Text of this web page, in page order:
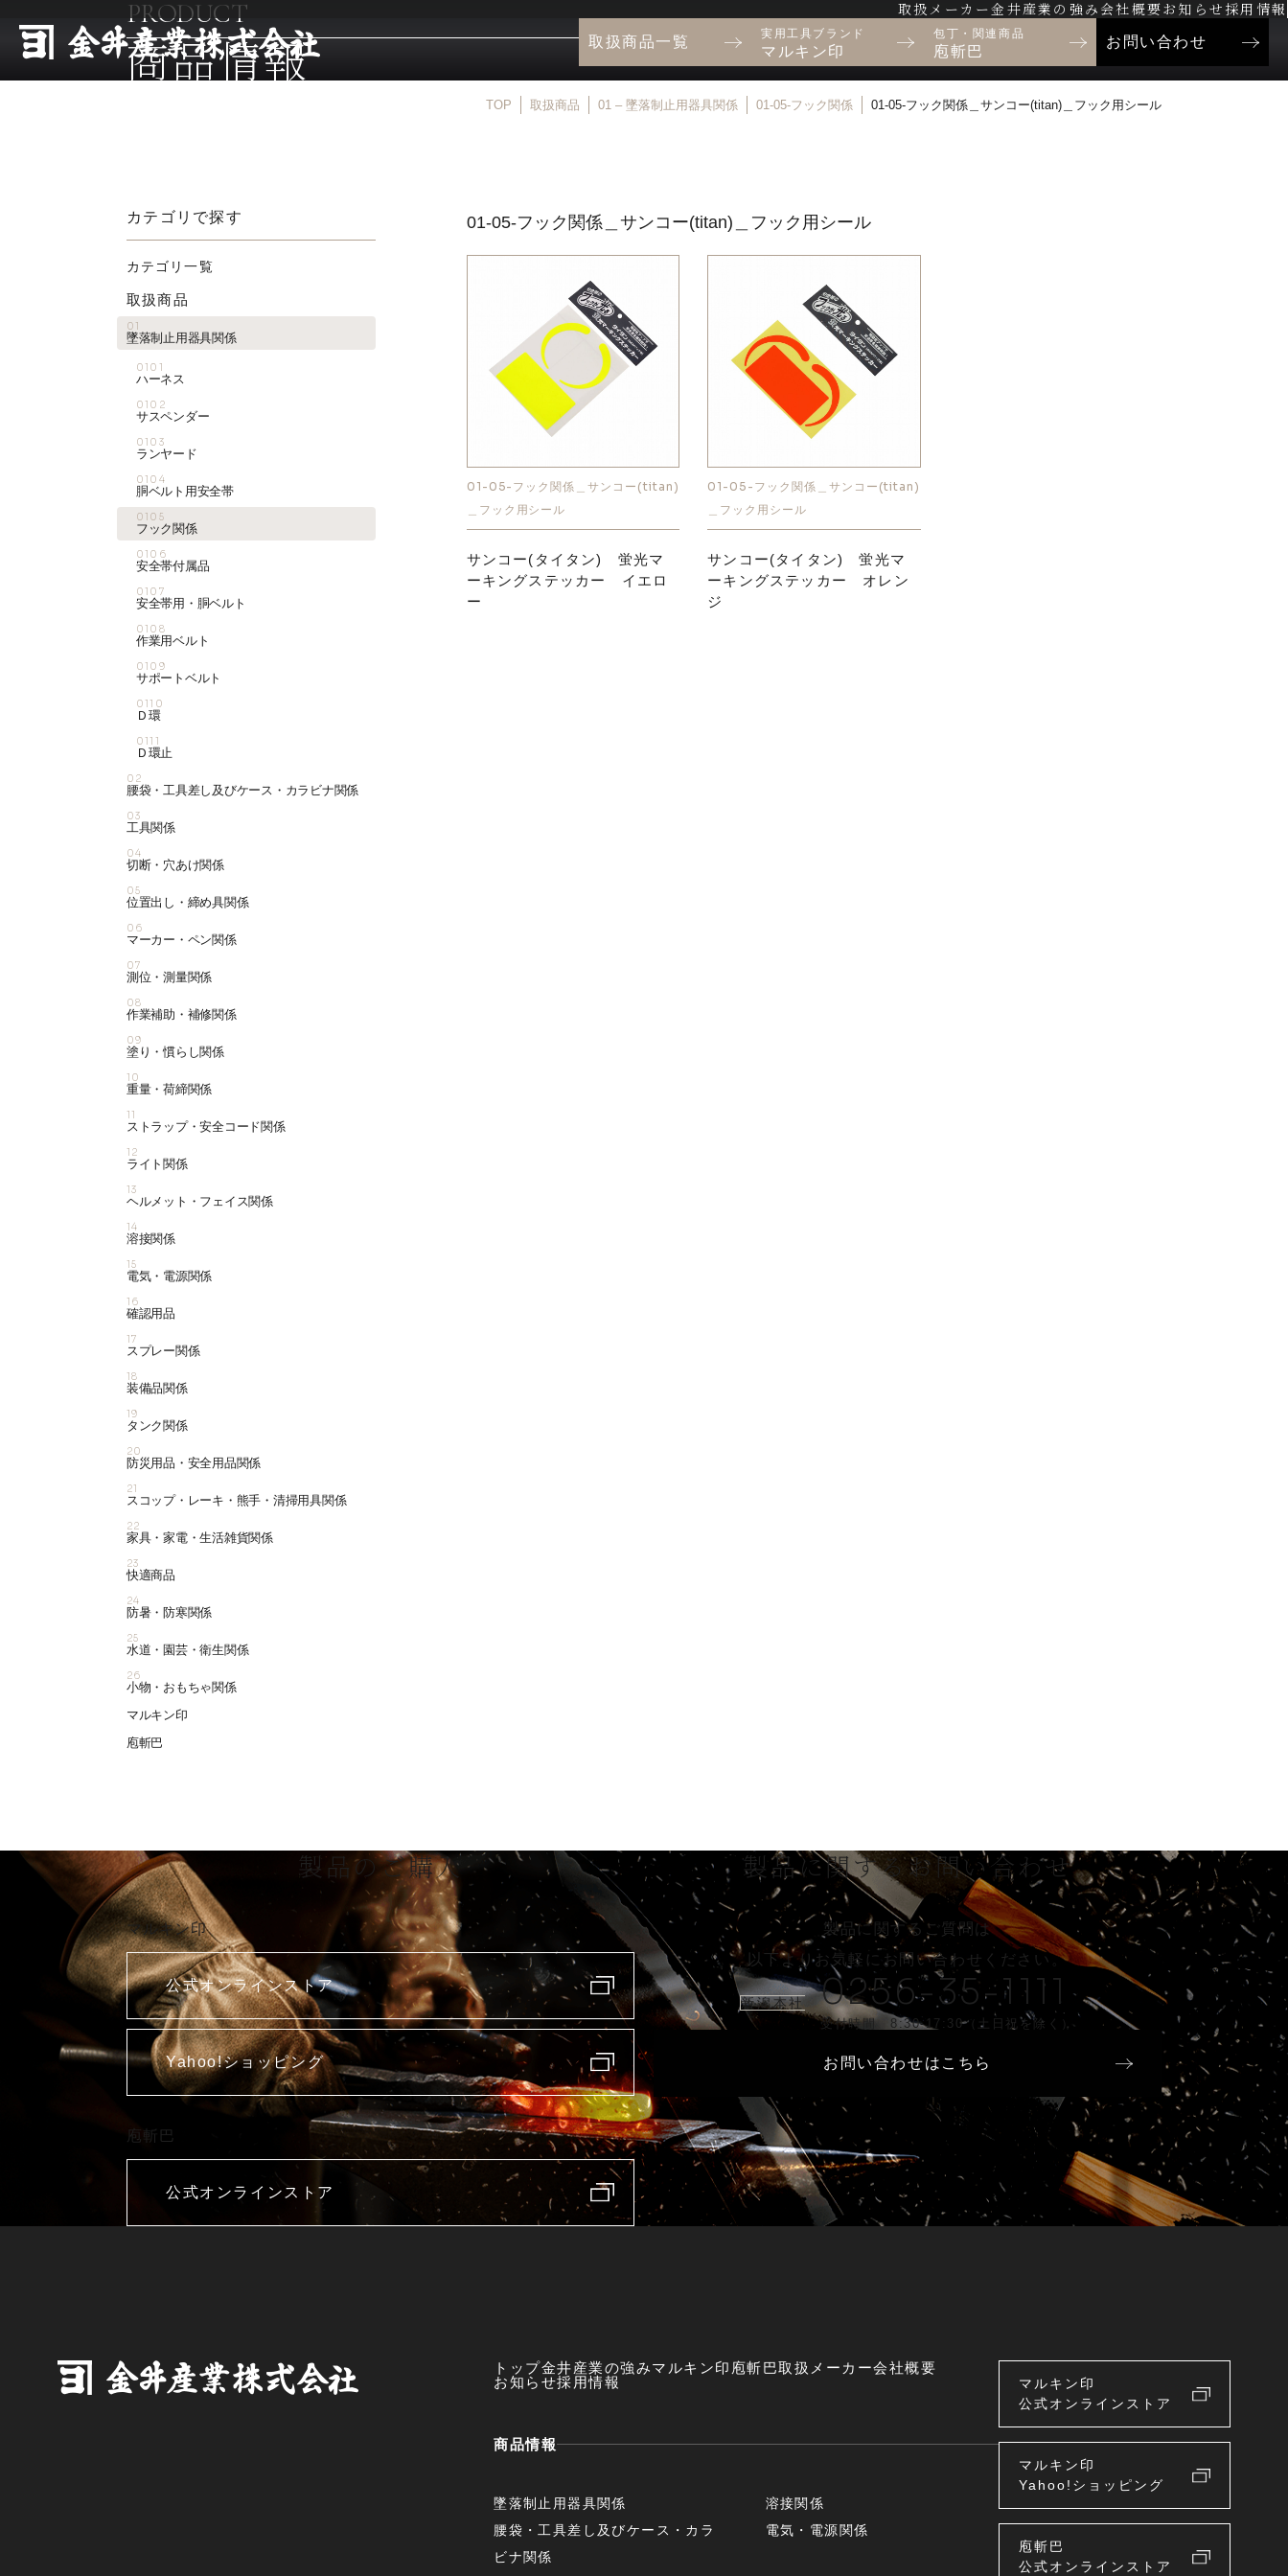
取扱メーカー金井産業の強み 会社概要お知らせ 採用情報
取扱商品一覧 実用工具ブランド
マルキン印
包丁・関連商品
庖斬巴
お問い合わせ
PRODUCT
商品情報
TOP 取扱商品 01 – 墜落制止用器具関係 01-05-フック関係 01-05-フック関係＿サンコー(titan)＿フック用シール
01-05-フック関係＿サンコー(titan)＿フック用シール
01-05-フック関係＿サンコー(titan)
＿フック用シール
サンコー(タイタン) 蛍光マ
ーキングステッカー イエロ
ー
01-05-フック関係＿サンコー(titan)
＿フック用シール
サンコー(タイタン) 蛍光マ
ーキングステッカー オレン
ジ
カテゴリで探す
カテゴリ一覧
取扱商品
01
墜落制止用器具関係
0101
ハーネス
0102
サスペンダー
0103
ランヤード
0104
胴ベルト用安全帯
0105
フック関係
0106
安全帯付属品
0107
安全帯用・胴ベルト
0108
作業用ベルト
0109
サポートベルト
0110
Ｄ環
0111
Ｄ環止
02
腰袋・工具差し及びケース・カラビナ関係
03
工具関係
04
切断・穴あけ関係
05
位置出し・締め具関係
06
マーカー・ペン関係
07
測位・測量関係
08
作業補助・補修関係
09
塗り・慣らし関係
10
重量・荷締関係
11
ストラップ・安全コード関係
12
ライト関係
13
ヘルメット・フェイス関係
14
溶接関係
15
電気・電源関係
16
確認用品
17
スプレー関係
18
装備品関係
19
タンク関係
20
防災用品・安全用品関係
21
スコップ・レーキ・熊手・清掃用具関係
22
家具・家電・生活雑貨関係
23
快適商品
24
防暑・防寒関係
25
水道・園芸・衛生関係
26
小物・おもちゃ関係
マルキン印
庖斬巴
製品のご購入
マルキン印
公式オンラインストア
Yahoo!ショッピング
庖斬巴
公式オンラインストア
製品に関するお問い合わせ
製品に関するご質問は
以下よりお気軽に
お問い合わせください。
新潟本社 0256-35-1111
受付時間 8:30-17:30（土日祝を除く）
お問い合わせはこちら
トップ金井産業の強みマルキン印 庖斬巴取扱メーカー会社概要
お知らせ採用情報
商品情報
墜落制止用器具関係
腰袋・工具差し及びケース・カラ
ビナ関係
溶接関係
電気・電源関係
マルキン印
公式オンラインストア
マルキン印
Yahoo!ショッピング
庖斬巴
公式オンラインストア